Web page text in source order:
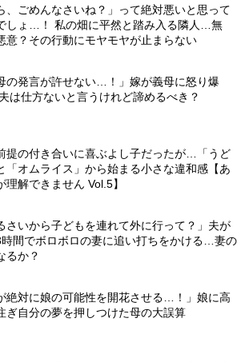
、ごめんなさいね？」って絶対悪いと思って
しょ…！ 私の畑に平然と踏み入る隣人…無
意？その行動にモヤモヤが止まらない
の発言が許せない…！」嫁が義母に怒り爆
は仕方ないと言うけれど諦めるべき？
提の付き合いに喜ぶよし子だったが…「うど
「オムライス」から始まる小さな違和感【あ
理解できません Vol.5】
さいから子どもを連れて外に行って？」夫が
間でボロボロの妻に追い打ちをかける…妻の
るか？
絶対に娘の可能性を開花させる…！」娘に高
ぎ自分の夢を押しつけた母の大誤算